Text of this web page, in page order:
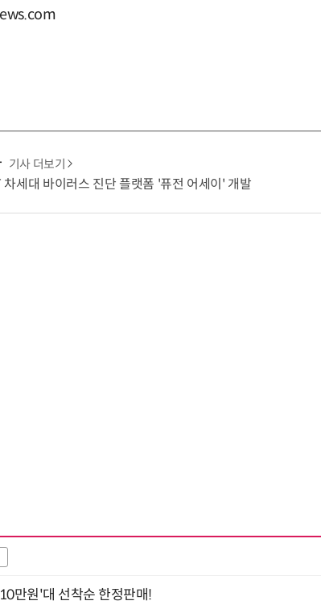
기사 더보기
세대 바이러스 진단 플랫폼 '퓨전 어세이' 개발
만원'대 선착순 한정판매!